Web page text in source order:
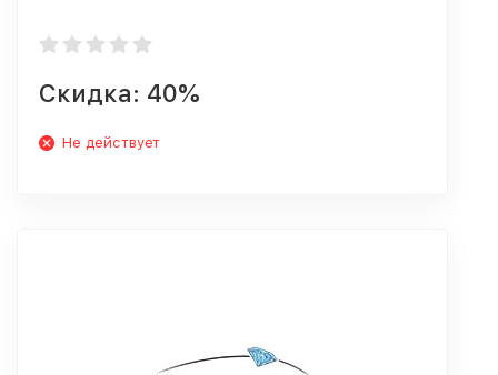
Скидка: 40%
Не действует